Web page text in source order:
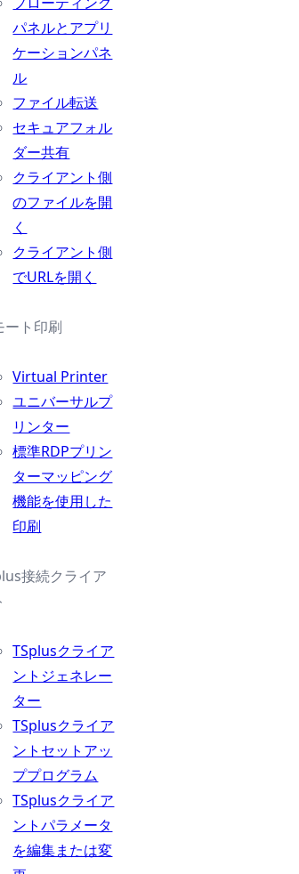
パネルとアプリ
ケーションパネ
ル
ファイル転送
セキュアフォル
ダー共有
クライアント側
のファイルを開
く
クライアント側
でURLを開く
ート印刷
Virtual Printer
ユニバーサルプ
リンター
標準RDPプリン
ターマッピング
機能を使用した
印刷
接続クライア
TSplusクライア
ントジェネレー
ター
TSplusクライア
ントセットアッ
ププログラム
TSplusクライア
ントパラメータ
を編集または変